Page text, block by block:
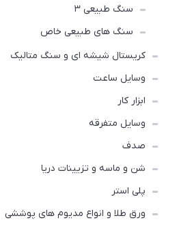
سنگ طبیعی ۳
سنگ های طبیعی خاص
کریستال شیشه ای و سنگ متالیک
وسایل ساعت
ابزار کار
وسایل متفرقه
صدف
شن و ماسه و تزیینات دریا
پلی استر
ورق طلا و انواع مدیوم های پوششی